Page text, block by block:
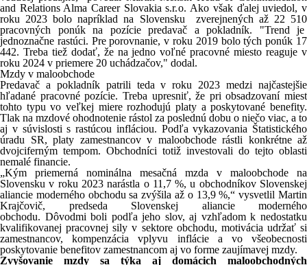
and Relations Alma Career Slovakia s.r.o. Ako však ďalej uviedol, v
roku 2023 bolo napríklad na Slovensku zverejnených až 22 510
pracovných ponúk na pozície predavač a pokladník. "Trend je
jednoznačne rastúci. Pre porovnanie, v roku 2019 bolo tých ponúk 17
442. Treba tiež dodať, že na jedno voľné pracovné miesto reaguje v
roku 2024 v priemere 20 uchádzačov," dodal.
Mzdy v maloobchode
Predavač a pokladník patrili teda v roku 2023 medzi najčastejšie
hľadané pracovné pozície. Treba upresniť, že pri obsadzovaní miest
tohto typu vo veľkej miere rozhodujú platy a poskytované benefity.
Tlak na mzdové ohodnotenie rástol za poslednú dobu o niečo viac, a to
aj v súvislosti s rastúcou infláciou. Podľa vykazovania Štatistického
úradu SR, platy zamestnancov v maloobchode rástli konkrétne až
dvojciferným tempom. Obchodníci totiž investovali do tejto oblasti
nemalé financie.
„Kým priemerná nominálna mesačná mzda v maloobchode na
Slovensku v roku 2023 narástla o 11,7 %, u obchodníkov Slovenskej
aliancie moderného obchodu sa zvýšila až o 13,9 %,“ vysvetlil Martin
Krajčovič, predseda Slovenskej aliancie moderného
obchodu. Dôvodmi boli podľa jeho slov, aj vzhľadom k nedostatku
kvalifikovanej pracovnej sily v sektore obchodu, motivácia udržať si
zamestnancov, kompenzácia vplyvu inflácie a vo všeobecnosti
poskytovanie benefitov zamestnancom aj vo forme zaujímavej mzdy.
Zvyšovanie mzdy sa týka aj domácich maloobchodných